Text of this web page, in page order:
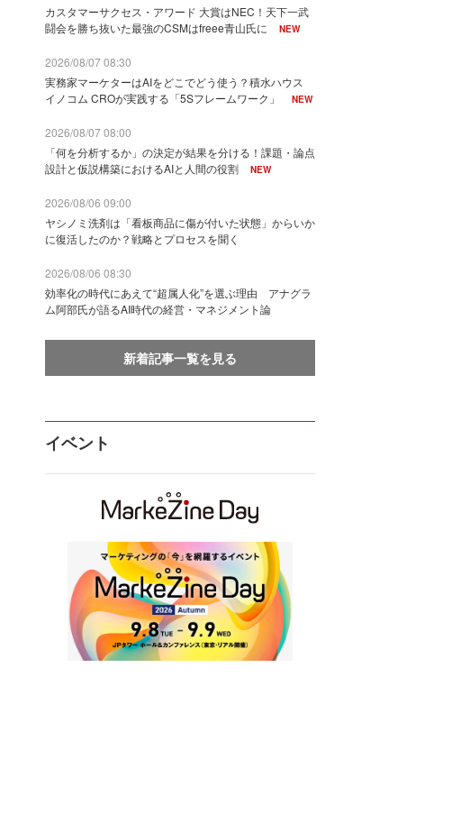
カスタマーサクセス・アワード 大賞はNEC！天下一武
闘会を勝ち抜いた最強のCSMはfreee青山氏に
NEW
2026/08/07 08:30
実務家マーケターはAIをどこでどう使う？積水ハウス
イノコム CROが実践する「5Sフレームワーク」
NEW
2026/08/07 08:00
「何を分析するか」の決定が結果を分ける！課題・論点
設計と仮説構築におけるAIと人間の役割
NEW
2026/08/06 09:00
ヤシノミ洗剤は「看板商品に傷が付いた状態」からいか
に復活したのか？戦略とプロセスを聞く
2026/08/06 08:30
効率化の時代にあえて“超属人化”を選ぶ理由 アナグラ
ム阿部氏が語るAI時代の経営・マネジメント論
新着記事一覧を見る
イベント